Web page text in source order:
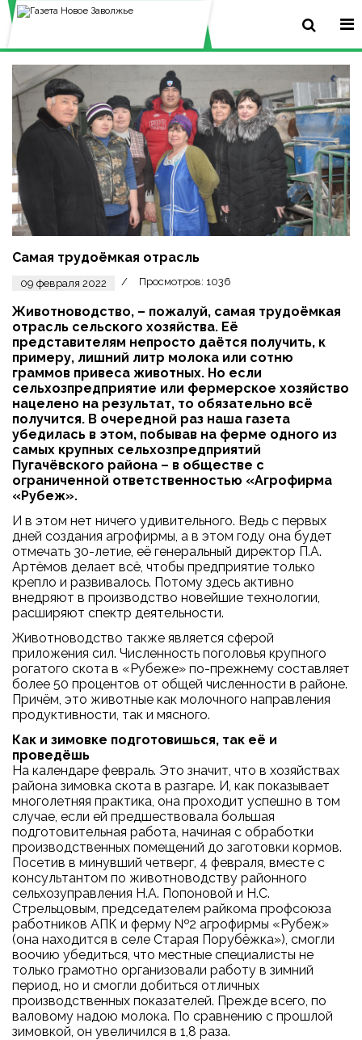
Самая трудоёмкая отрасль
09 февраля 2022 Просмотров: 1036
Животноводство, – пожалуй, самая трудоёмкая
отрасль сельского хозяйства. Её
представителям непросто даётся получить, к
примеру, лишний литр молока или сотню
граммов привеса животных. Но если
сельхозпредприятие или фермерское хозяйство
нацелено на результат, то обязательно всё
получится. В очередной раз наша газета
убедилась в этом, побывав на ферме одного из
самых крупных сельхозпредприятий
Пугачёвского района – в обществе с
ограниченной ответственностью «Агрофирма
«Рубеж».
И в этом нет ничего удивительного. Ведь с первых
дней создания агрофирмы, а в этом году она будет
отмечать 30-летие, её генеральный директор П.А.
Артёмов делает всё, чтобы предприятие только
крепло и развивалось. Потому здесь активно
внедряют в производство новейшие технологии,
расширяют спектр деятельности.
Животноводство также является сферой
приложения сил. Численность поголовья крупного
рогатого скота в «Рубеже» по-прежнему составляет
более 50 процентов от общей численности в районе.
Причём, это животные как молочного направления
продуктивности, так и мясного.
Как и зимовке подготовишься, так её и
проведёшь
На календаре февраль. Это значит, что в хозяйствах
района зимовка скота в разгаре. И, как показывает
многолетняя практика, она проходит успешно в том
случае, если ей предшествовала большая
подготовительная работа, начиная с обработки
производственных помещений до заготовки кормов.
Посетив в минувший четверг, 4 февраля, вместе с
консультантом по животноводству районного
сельхозуправления Н.А. Попоновой и Н.С.
Стрельцовым, председателем райкома профсоюза
работников АПК и ферму №2 агрофирмы «Рубеж»
(она находится в селе Старая Порубёжка»), смогли
воочию убедиться, что местные специалисты не
только грамотно организовали работу в зимний
период, но и смогли добиться отличных
производственных показателей. Прежде всего, по
валовому надою молока. По сравнению с прошлой
зимовкой, он увеличился в 1,8 раза.